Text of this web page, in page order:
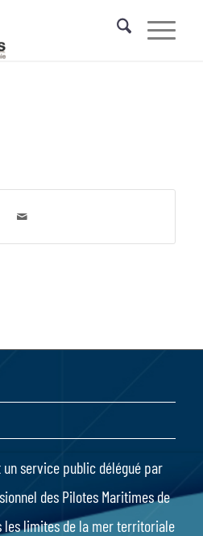
service public délégué par
des Pilotes Maritimes de
les limites de la mer territoriale